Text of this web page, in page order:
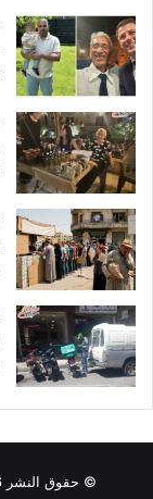
© حقوق النشر 2026، جميع الحقوق محفوظة | سناك سوري